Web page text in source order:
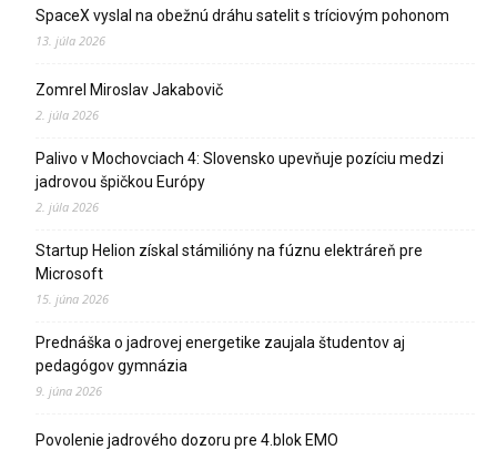
SpaceX vyslal na obežnú dráhu satelit s tríciovým pohonom
13. júla 2026
Zomrel Miroslav Jakabovič
2. júla 2026
Palivo v Mochovciach 4: Slovensko upevňuje pozíciu medzi
jadrovou špičkou Európy
2. júla 2026
Startup Helion získal stámilióny na fúznu elektráreň pre
Microsoft
15. júna 2026
Prednáška o jadrovej energetike zaujala študentov aj
pedagógov gymnázia
9. júna 2026
Povolenie jadrového dozoru pre 4.blok EMO